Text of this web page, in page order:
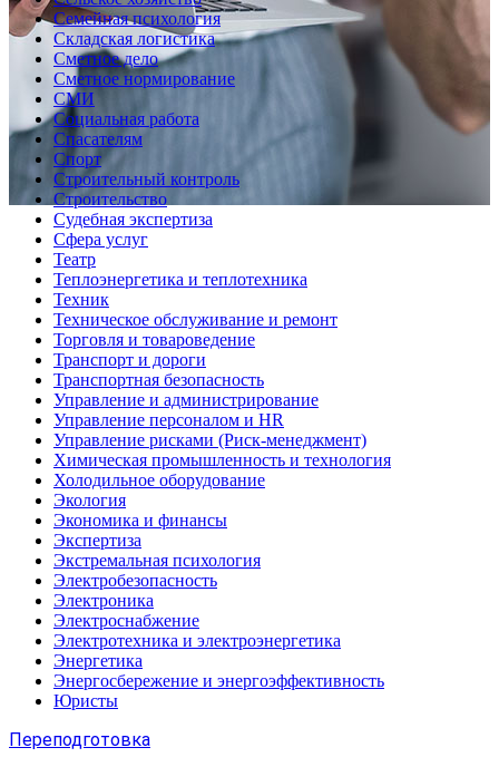
Семейная психология
Складская логистика
Сметное дело
Сметное нормирование
СМИ
Социальная работа
Спасателям
Спорт
Строительный контроль
Строительство
Судебная экспертиза
Сфера услуг
Театр
Теплоэнергетика и теплотехника
Техник
Техническое обслуживание и ремонт
Торговля и товароведение
Транспорт и дороги
Транспортная безопасность
Управление и администрирование
Управление персоналом и HR
Управление рисками (Риск-менеджмент)
Химическая промышленность и технология
Холодильное оборудование
Экология
Экономика и финансы
Экспертиза
Экстремальная психология
Электробезопасность
Электроника
Электроснабжение
Электротехника и электроэнергетика
Энергетика
Энергосбережение и энергоэффективность
Юристы
Переподготовка